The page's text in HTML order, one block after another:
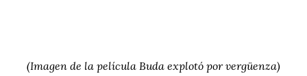
(Imagen de la película Buda explotó por vergüenza)